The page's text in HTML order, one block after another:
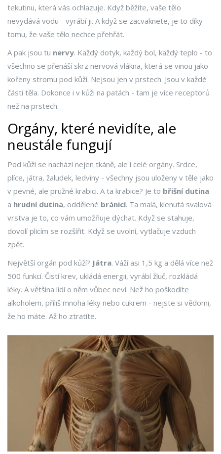
tekutinu, která vás ochlazuje. Když běžíte, vaše tělo
nevydává vodu - vyrábí ji. A když se zacvaknete, je to díky
tomu, že vaše tělo nechce přehřát.
A pak jsou tu nervy. Každý dotyk, každý bol, každý teplo - to
všechno se přenáší skrz nervová vlákna, která se vinou jako
kořeny stromu pod kůží. Nejsou jen v prstech. Jsou v každé
části těla. Dokonce i v kůži na patách - tam je více receptorů
než na prstech.
Orgány, které nevidíte, ale
neustále fungují
Pod kůží se nachází nejen tkáně, ale i celé orgány. Srdce,
plíce, játra, žaludek, ledviny - všechny jsou uloženy v těle jako
v pevné, ale pružné krabici. A ta krabice? Je to břišní dutina
a hrudní dutina, oddělené bránicí. Ta malá, klenutá svalová
vrstva je to, co vám umožňuje dýchat. Když se stahuje,
dovolí plicím se rozšířit. Když se uvolní, vytlačuje vzduch
zpět.
Největší orgán pod kůží? Játra. Váží asi 1,5 kg a dělá více než
500 funkcí. Čistí krev, ukládá energii, vyrábí žluč, rozkládá
léky. A většina lidí o něm vůbec neví. Než ho poškodíte
alkoholem, příliš mnoha léky nebo cukrem - nejste si vědomi,
že ho máte. Až ho ztratíte.